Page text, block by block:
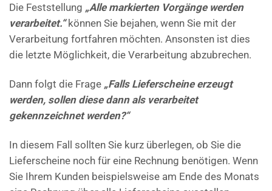
Die Feststellung „Alle markierten Vorgänge werden
verarbeitet.“können Sie bejahen, wenn Sie mit der
Verarbeitung fortfahren möchten. Ansonsten ist dies
die letzte Möglichkeit, die Verarbeitung abzubrechen.
Dann folgt die Frage „Falls Lieferscheine erzeugt
werden, sollen diese dann als verarbeitet
gekennzeichnet werden?“
In diesem Fall sollten Sie kurz überlegen, ob Sie die
Lieferscheine noch für eine Rechnung benötigen. Wenn
Sie Ihrem Kunden beispielsweise am Ende des Monats